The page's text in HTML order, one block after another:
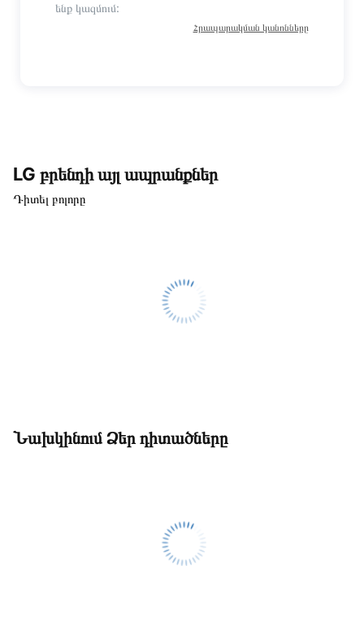
ենք կազմում:
Հրապարակման կանոնները
LG բրենդի այլ ապրանքներ
Դիտել բոլորը
Նախկինում Ձեր դիտածները